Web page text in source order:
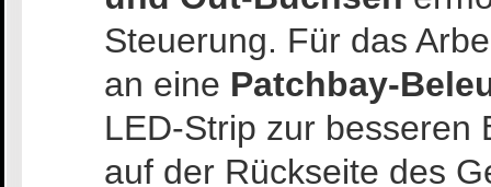
Steuerung. Für das
an eine Patchbay-
LED-Strip zur besseren
auf der Rückseite des